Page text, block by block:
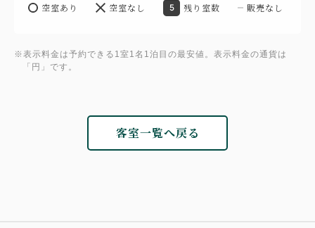
空室あり 空室なし 5 残り室数 販売なし
※表示料金は予約できる1室1名1泊目の最安値。表示料金の通貨は
「円」です。
客室一覧へ戻る